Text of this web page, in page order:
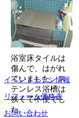
イベントチラシ情報
リフォーム価格表
お問い合わせ
浴室床タイルは
傷んで、はがれ
ていました。ス
テンレス浴槽は
狭くて不便でし
た。